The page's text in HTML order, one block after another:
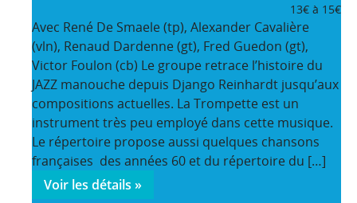
13€ à 15€
Avec René De Smaele (tp), Alexander Cavalière
(vln), Renaud Dardenne (gt), Fred Guedon (gt),
Victor Foulon (cb) Le groupe retrace l’histoire du
JAZZ manouche depuis Django Reinhardt jusqu’aux
compositions actuelles. La Trompette est un
instrument très peu employé dans cette musique.
Le répertoire propose aussi quelques chansons
françaises des années 60 et du répertoire du […]
Voir les détails »